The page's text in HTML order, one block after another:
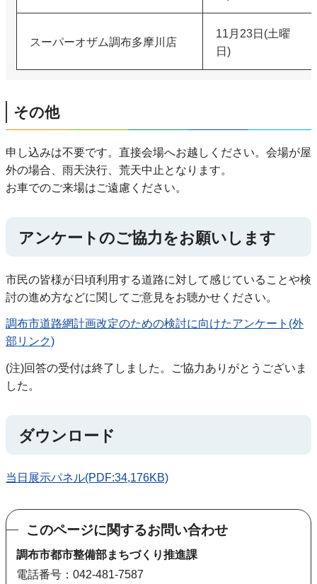
スーパーオザム調布多摩川店
11月23日(土曜
日)
その他
申し込みは不要です。直接会場へお越しください。会場が屋
外の場合、雨天決行、荒天中止となります。
お車でのご来場はご遠慮ください。
アンケートのご協力をお願いします
市民の皆様が日頃利用する道路に対して感じていることや検
討の進め方などに関してご意見をお聴かせください。
調布市道路網計画改定のための検討に向けたアンケート(外
部リンク)
(注)回答の受付は終了しました。ご協力ありがとうございま
した。
ダウンロード
当日展示パネル(PDF:34,176KB)
このページに関するお問い合わせ
調布市都市整備部まちづくり推進課
電話番号：042-481-7587